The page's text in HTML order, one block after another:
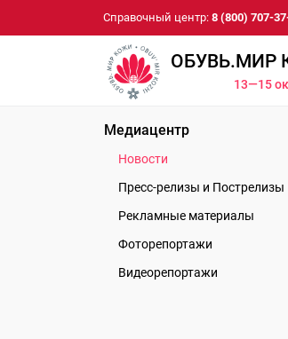
Справочный центр: 8 (800) 707-
ОБУВЬ.МИР
13—15
Медиацентр
Новости
Пресс-релизы и Пострелизы
Рекламные материалы
Фоторепортажи
Видеорепортажи